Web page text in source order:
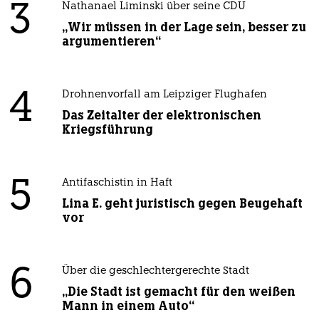
3 Nathanael Liminski über seine CDU
„Wir müssen in der Lage sein, besser zu
argumentieren“
4 Drohnenvorfall am Leipziger Flughafen
Das Zeitalter der elektronischen
Kriegsführung
5 Antifaschistin in Haft
Lina E. geht juristisch gegen Beugehaft
vor
6 Über die geschlechtergerechte Stadt
„Die Stadt ist gemacht für den weißen
Mann in einem Auto“